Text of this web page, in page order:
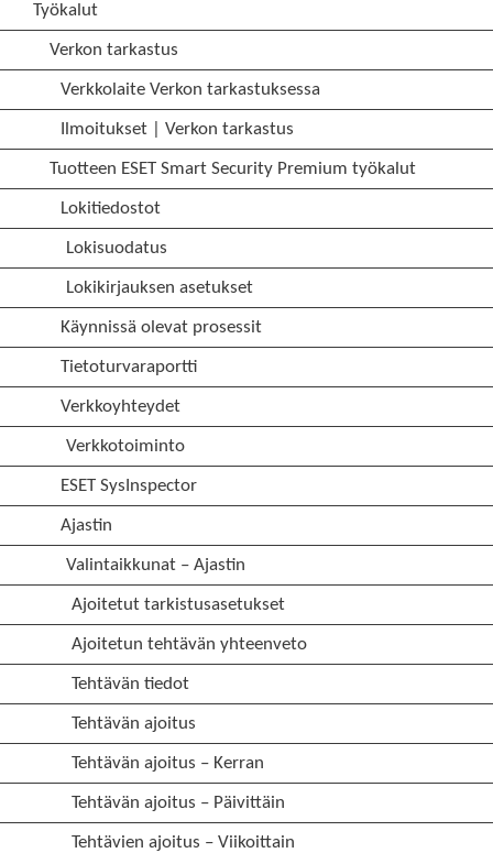
Työkalut
Verkon tarkastus
Verkkolaite Verkon tarkastuksessa
Ilmoitukset | Verkon tarkastus
Tuotteen ESET Smart Security Premium työkalut
Lokitiedostot
Lokisuodatus
Lokikirjauksen asetukset
Käynnissä olevat prosessit
Tietoturvaraportti
Verkkoyhteydet
Verkkotoiminto
ESET SysInspector
Ajastin
Valintaikkunat – Ajastin
Ajoitetut tarkistusasetukset
Ajoitetun tehtävän yhteenveto
Tehtävän tiedot
Tehtävän ajoitus
Tehtävän ajoitus – Kerran
Tehtävän ajoitus – Päivittäin
Tehtävien ajoitus – Viikoittain